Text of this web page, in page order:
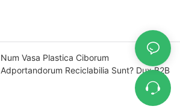
Num Vasa Plastica Ciborum
Adportandorum Reciclabilia Sunt? Dux B2B